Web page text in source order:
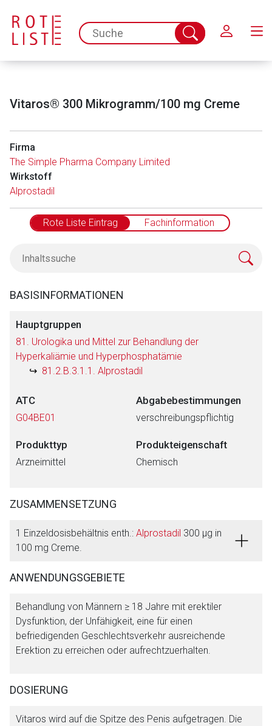
spc.search.input.placeholder
Suche
abschicken
Vitaros® 300 Mikrogramm/100 mg Creme
Firma
The Simple Pharma Company Limited
Wirkstoff
Alprostadil
Rote Liste Eintrag Fachinformation
BASISINFORMATIONEN
Hauptgruppen
81. Urologika und Mittel zur Behandlung der
Hyperkaliämie und Hyperphosphatämie
81.2.B.3.1.1. Alprostadil
ATC
G04BE01
Abgabebestimmungen
verschreibungspflichtig
Produkttyp
Arzneimittel
Produkteigenschaft
Chemisch
ZUSAMMENSETZUNG
1 Einzeldosisbehältnis enth.: Alprostadil 300 µg in
100 mg Creme.
ANWENDUNGSGEBIETE
Behandlung von Männern ≥ 18 Jahre mit erektiler
Dysfunktion, der Unfähigkeit, eine für einen
befriedigenden Geschlechtsverkehr ausreichende
Erektion zu erreichen oder aufrechtzuerhalten.
DOSIERUNG
Vitaros wird auf die Spitze des Penis aufgetragen. Die
Aufruf einer externen Seite